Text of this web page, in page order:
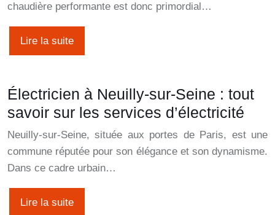
chaudière performante est donc primordial…
Lire la suite
Électricien à Neuilly-sur-Seine : tout
savoir sur les services d’électricité
Neuilly-sur-Seine, située aux portes de Paris, est une
commune réputée pour son élégance et son dynamisme.
Dans ce cadre urbain…
Lire la suite